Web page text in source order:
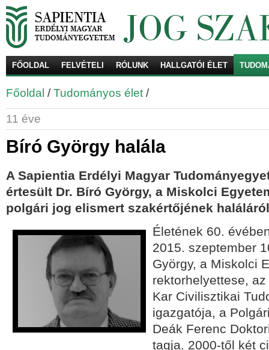
FŐOLDAL FELVÉTELI RÓLUNK HALLGATÓI ÉLET
Főoldal /Tudományos élet /
11 éve
Bíró György halála
A Sapientia Erdélyi Magyar
értesült Dr. Bíró György, a Miskolci
polgári jog elismert szakértőjének
Életének 60.
2015. szeptember
György, a Miskolci
rektorhelyettese,
Kar Civilisztikai
igazgatója, a
Deák Ferenc
tagja. 2000-től két